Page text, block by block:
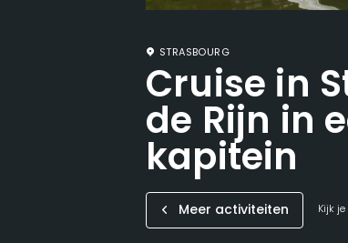
STRASBOURG
Cruise in
de Rijn in
kapitein
Meer activiteiten Kijk